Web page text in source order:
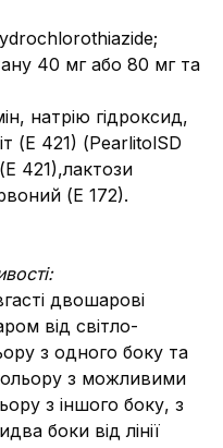
40 мг або 80 мг та
натрію гідроксид,
(Е 421) (PearlitolSD
421),лактози
(Е 172).
двошарові
від світло-
з одного боку та
з можливими
з іншого боку, з
боки від лінії